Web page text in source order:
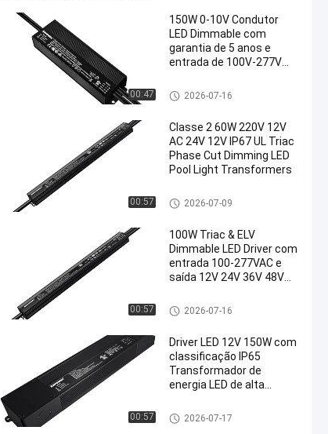
00:47
150W 0-10V Condutor
LED Dimmable com
garantia de 5 anos e
entrada de 100V-277V
horticultural profissional
5 em 1 condutor dimmable
2026-07-16
00:57
Classe 2 60W 220V 12V
AC 24V 12V IP67 UL Triac
Phase Cut Dimming LED
Pool Light Transformers
Condutor com dimmabilidade
Triac
2026-07-09
00:57
100W Triac & ELV
Dimmable LED Driver com
entrada 100-277VAC e
saída 12V 24V 36V 48V
universal
5 em 1 condutor dimmable
2026-07-16
00:57
Driver LED 12V 150W com
classificação IP65
Transformador de
energia LED de alta
regulável para soluções
de iluminação
5 em 1 condutor dimmable
2026-07-17